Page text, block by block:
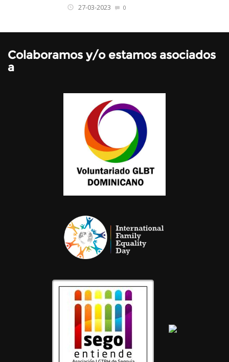
27-03-2023 0
Colaboramos y/o estamos asociados
a